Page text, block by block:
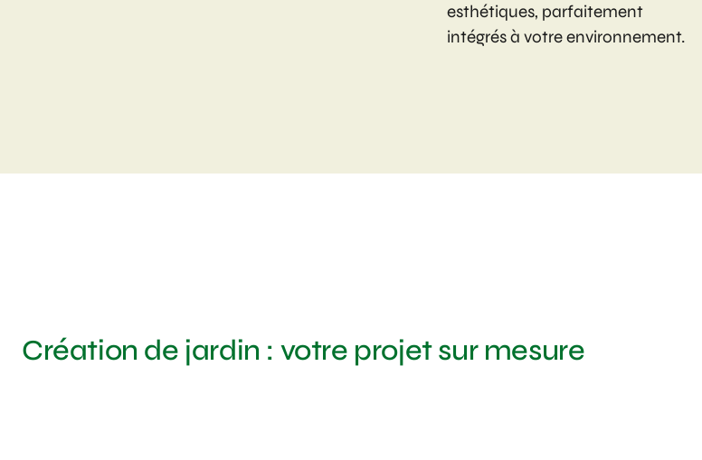
esthétiques, parfaitement
intégrés à votre environnement.
Création de jardin : votre projet sur mesure